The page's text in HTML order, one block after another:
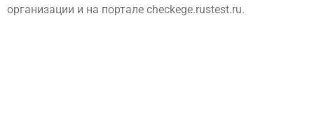
организации и на портале checkege.rustest.ru.